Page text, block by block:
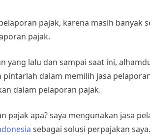
pajak, karena masih banyak
pajak.
yang lalu dan sampai saat ini,
dalam memilih jasa
dalam pelaporan pajak.
pajak apa? saya mengunakan jasa
sebagai solusi perpajakan saya.